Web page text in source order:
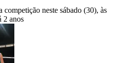
competição neste sábado (30), às
2 anos